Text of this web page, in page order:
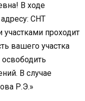
В ходе
СНТ
проходит
вашего участка
В случае
Р.Э.»